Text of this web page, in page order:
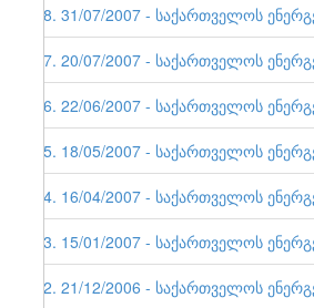
18. 31/07/2007 - საქართველოს
17. 20/07/2007 - საქართველოს
16. 22/06/2007 - საქართველოს
15. 18/05/2007 - საქართველოს
14. 16/04/2007 - საქართველოს
13. 15/01/2007 - საქართველოს
12. 21/12/2006 - საქართველოს